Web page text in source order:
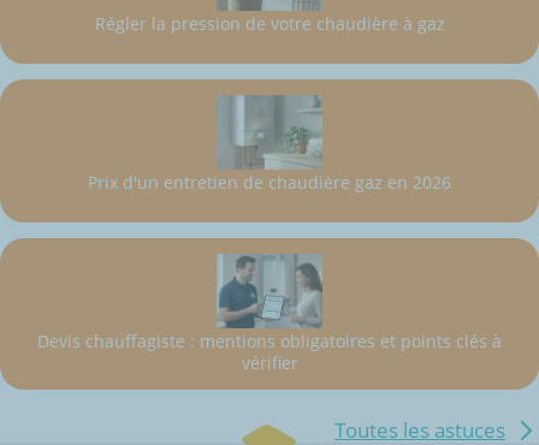
Régler la pression de votre chaudière à gaz
Prix d'un entretien de chaudière gaz en 2026
Devis chauffagiste : mentions obligatoires et points clés à
vérifier
Toutes les astuces